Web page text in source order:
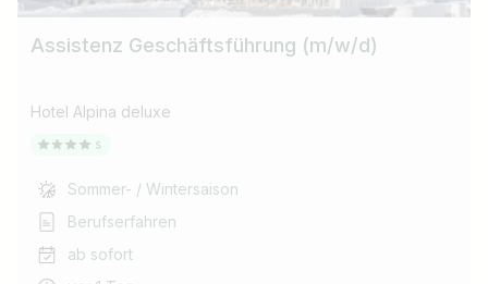
Assistenz Geschäftsführung (m/w/d)
Hotel Alpina deluxe
Sommer- / Wintersaison
Berufserfahren
ab sofort